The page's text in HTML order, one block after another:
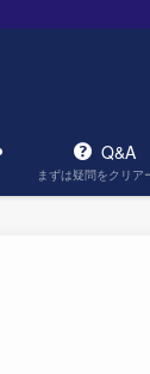
Q&A
まずは疑問をクリア